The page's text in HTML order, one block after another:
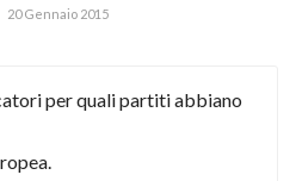
20 Gennaio 2015
per quali partiti abbiano